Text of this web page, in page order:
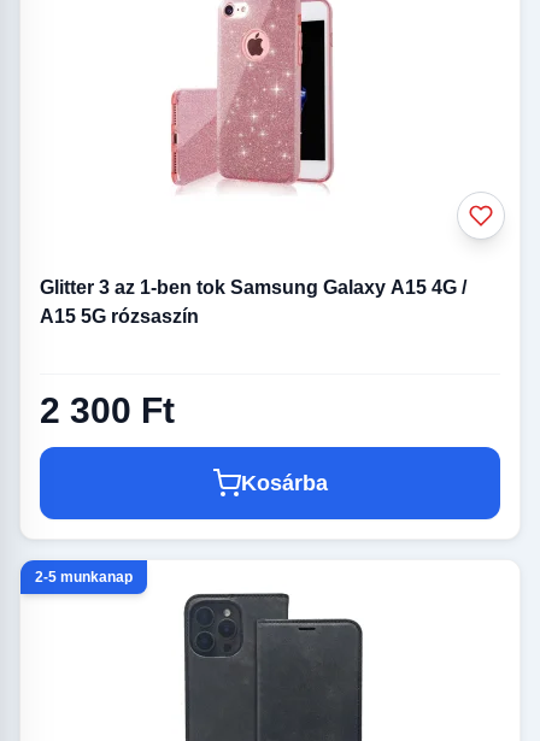
Glitter 3 az 1-ben tok Samsung Galaxy A15 4G /
A15 5G rózsaszín
2 300 Ft
Kosárba
2-5 munkanap